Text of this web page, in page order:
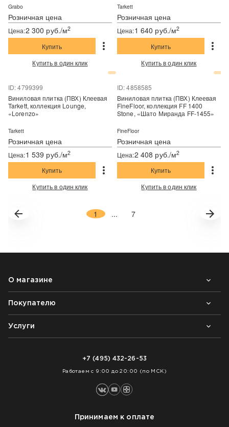
Розничная цена
Цена:2 300 руб./м2
Grabo
Купить
Купить в один клик
Розничная цена
Цена:1 640 руб./м2
Tarkett
Купить
Купить в один клик
Розничная цена
ID: 4799399
Цена:1 539 руб./м2
Виниловая плитка (ПВХ) Клеевая
Tarkett, коллекция Lounge,
«Lorenzo»
Tarkett
Купить
Купить в один клик
Розничная цена
ID: 4858585
Цена:2 408 руб./м2
Виниловая плитка (ПВХ) Клеевая
FineFloor, коллекция FF 1400
Stone, «Шато Миранда FF-1455»
FineFloor
Купить
Купить в один клик
1 ... 7
О магазине
Почему выбирают нас
Контакты
Блог
Покупателю
Возврат товара
Как заказать
Услуги
+7 (495) 432-26-53
Работаем с 9:00 до 20:00 (по МСК)
Принимаем к оплате